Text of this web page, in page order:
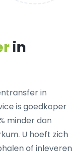
in
in
is goedkoper
minder dan
U hoeft zich
of inleveren